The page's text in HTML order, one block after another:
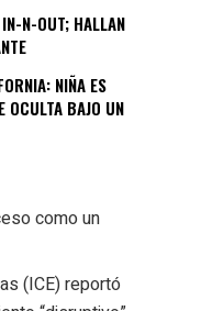
N-OUT; HALLAN
NIÑA ES
OCULTA BAJO UN
como un
(ICE) reportó